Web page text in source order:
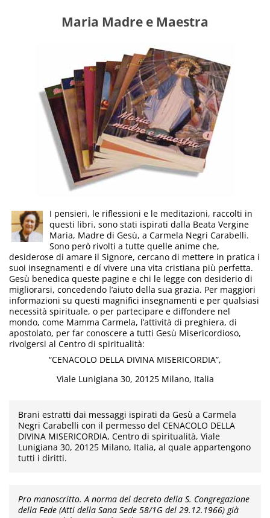
Maria Madre e Maestra
I pensieri, le riflessioni e le meditazioni, raccolti in
questi libri, sono stati ispirati dalla Beata Vergine
Maria, Madre di Gesù, a Carmela Negri Carabelli.
Sono però rivolti a tutte quelle anime che,
desiderose di amare il Signore, cercano di mettere in pratica i
suoi insegnamenti e dí vivere una vita cristiana più perfetta.
Gesù benedica queste pagine e chi le legge con desiderio di
migliorarsi, concedendo l’aiuto della sua grazia. Per maggiori
informazioni su questi magnifici insegnamenti e per qualsiasi
necessità spirituale, o per partecipare e diffondere nel
mondo, come Mamma Carmela, l’attività di preghiera, di
apostolato, per far conoscere a tutti Gesù Misericordioso,
rivolgersi al Centro di spiritualità:
“CENACOLO DELLA DIVINA MISERICORDIA”,
Viale Lunigiana 30, 20125 Milano, Italia
Brani estratti dai messaggi ispirati da Gesù a Carmela
Negri Carabelli con il permesso del CENACOLO DELLA
DIVINA MISERICORDIA, Centro di spiritualità, Viale
Lunigiana 30, 20125 Milano, Italia, al quale appartengono
tutti i diritti.
Pro manoscritto. A norma del decreto della S. Congregazione
della Fede (Atti della Sana Sede 58/1G del 29.12.1966) già